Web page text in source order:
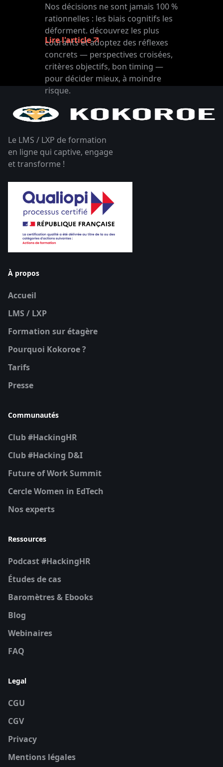
Nos décisions ne sont jamais 100 %
rationnelles : les biais cognitifs les
déforment. découvrez les plus
courants et adoptez des réflexes
concrets — perspectives croisées,
critères objectifs, bon timing —
pour décider mieux, à moindre
risque.
Lire l'article
Le LMS / LXP de formation
en ligne qui captive, engage
et transforme !
À propos
Accueil
LMS / LXP
Formation sur étagère
Pourquoi Kokoroe ?
Tarifs
Presse
Communautés
Club #HackingHR
Club #Hacking D&I
Future of Work Summit
Cercle Women in EdTech
Nos experts
Ressources
Podcast #HackingHR
Études de cas
Baromètres & Ebooks
Blog
Webinaires
FAQ
Legal
CGU
CGV
Privacy
Mentions légales